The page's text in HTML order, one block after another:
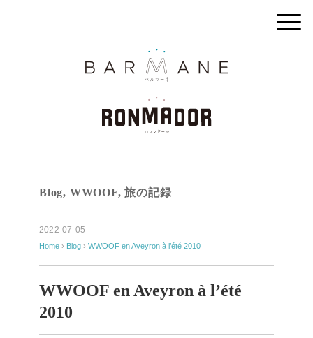
Blog, WWOOF,旅の記録
2022-07-05
Home › Blog › WWOOF en Aveyron à l’été 2010
WWOOF en Aveyron à l’été
2010